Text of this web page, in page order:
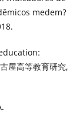
medem?
屋高等教育研究,